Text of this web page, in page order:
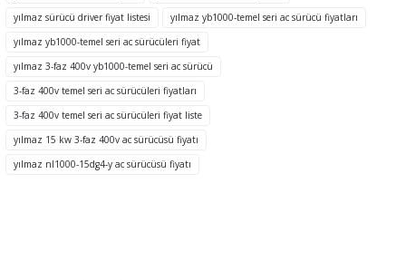
Ürün açıklamasında eksik bilgiler bulunuyor.
Ürün bilgilerinde hatalar bulunuyor.
Ürün fiyatı diğer sitelerden daha pahalı.
Bu ürüne benzer farklı alternatifler olmalı.
yılmaz sürücü driver fiyat listesi
yılmaz yb1000-temel seri ac sürücü fiyatları
yılmaz yb1000-temel seri ac sürücüleri fiyat
yılmaz 3-faz 400v yb1000-temel seri ac sürücü
3-faz 400v temel seri ac sürücüleri fiyatları
3-faz 400v temel seri ac sürücüleri fiyat liste
yılmaz 15 kw 3-faz 400v ac sürücüsü fiyatı
yılmaz nl1000-15dg4-y ac sürücüsü fiyatı